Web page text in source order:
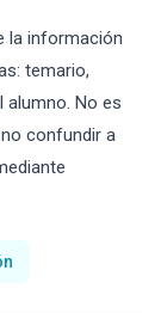
la información
temario,
alumno. No es
confundir a